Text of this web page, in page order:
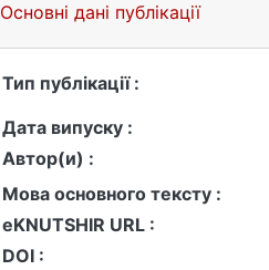
Основні дані публікації
Тип публікації :
Дата випуску :
Автор(и) :
Мова основного тексту :
eKNUTSHIR URL :
DOI :